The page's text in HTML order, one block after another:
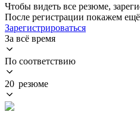
Чтобы видеть все резюме,
После регистрации покажем
Зарегистрироваться
За всё время
По соответствию
20 резюме